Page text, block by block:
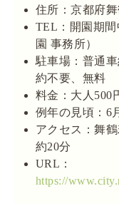
住所：京都府
TEL：開園期間
園 事務所）
駐車場：普通
約不要、無料
料金：大人500
例年の見頃：6
アクセス：舞
約20分
URL：
https://